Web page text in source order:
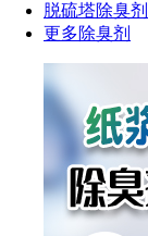
脱硫塔除臭剂
更多除臭剂